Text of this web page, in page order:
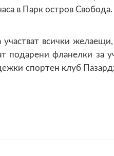
в Парк остров Свобода.
всички
подарени фланелки за
спортен клуб